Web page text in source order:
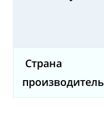
Страна
производитель